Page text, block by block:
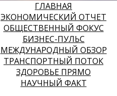
ГЛАВНАЯ
ЭКОНОМИЧЕСКИЙ ОТЧЕТ
ОБЩЕСТВЕННЫЙ ФОКУС
БИЗНЕС-ПУЛЬС
МЕЖДУНАРОДНЫЙ ОБЗОР
ТРАНСПОРТНЫЙ ПОТОК
ЗДОРОВЬЕ ПРЯМО
НАУЧНЫЙ ФАКТ